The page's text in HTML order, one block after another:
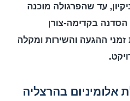
עד שהפרגולה מוכנה
בקדימה-צורן
ההגעה והשירות ומקלה
אלומיניום בהרצליה